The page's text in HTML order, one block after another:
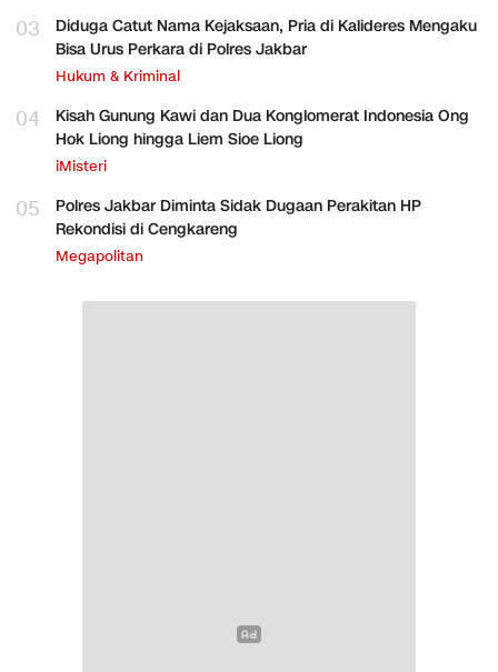
03
Diduga Catut Nama Kejaksaan, Pria di Kalideres Mengaku
Bisa Urus Perkara di Polres Jakbar
Hukum & Kriminal
04
Kisah Gunung Kawi dan Dua Konglomerat Indonesia Ong
Hok Liong hingga Liem Sioe Liong
iMisteri
05
Polres Jakbar Diminta Sidak Dugaan Perakitan HP
Rekondisi di Cengkareng
Megapolitan